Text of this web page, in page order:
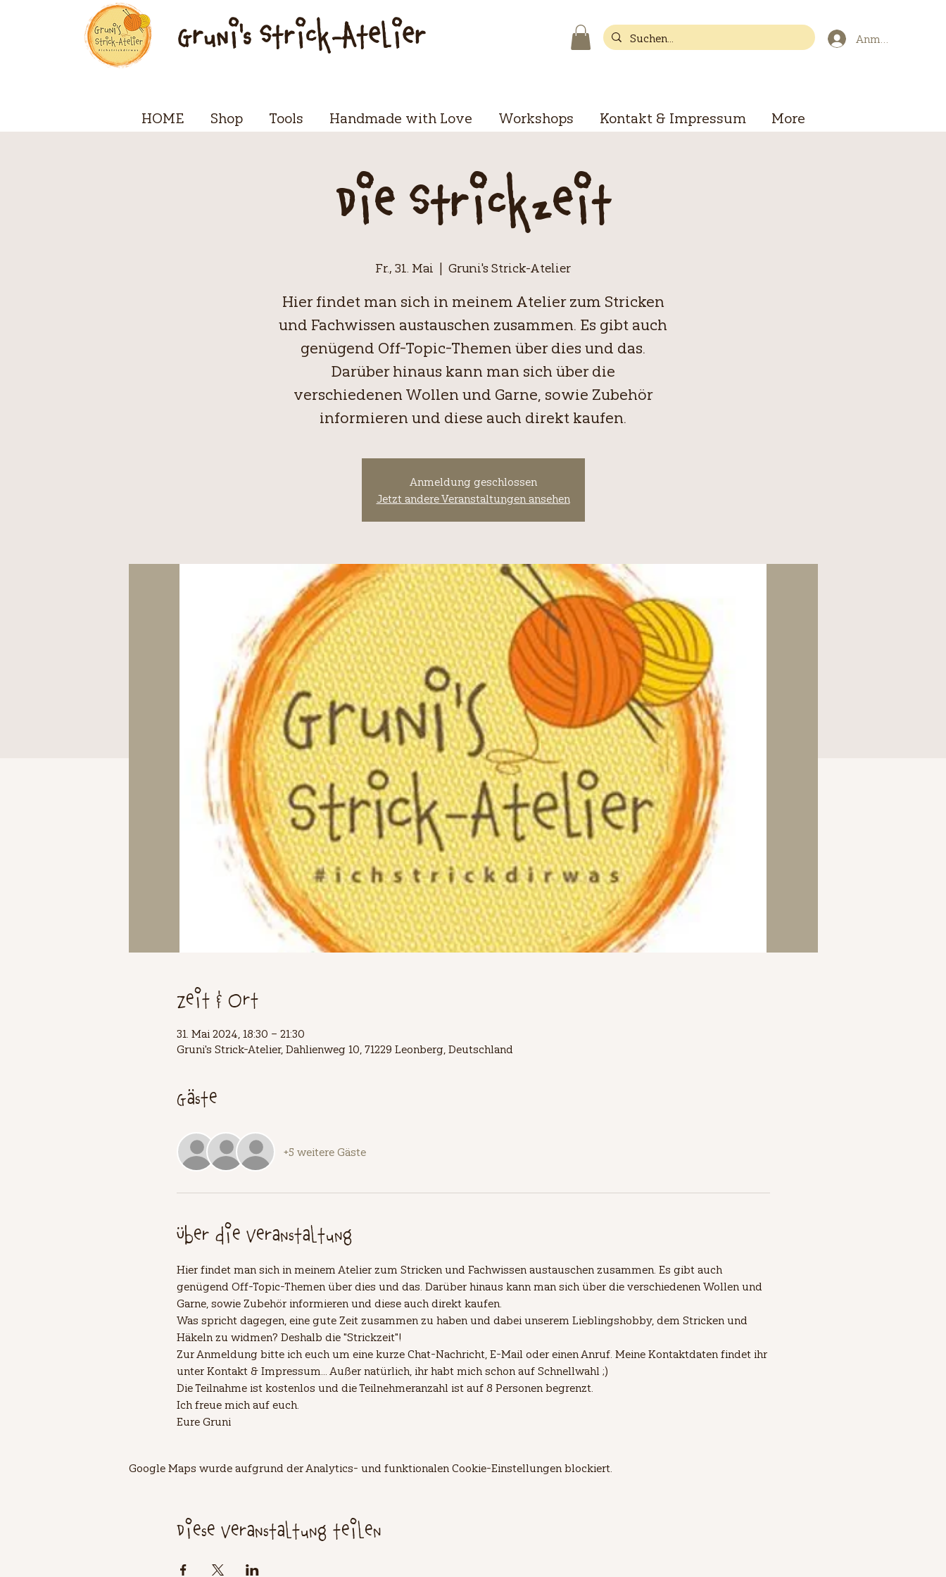
Gruni's Strick-Atelier Anmelden
HOME Shop Tools Handmade with Love Workshops Kontakt & Impressum More
Die Strickzeit
Fr., 31. Mai
  |
Gruni's Strick-Atelier
Hier findet man sich in meinem Atelier zum Stricken
und Fachwissen austauschen zusammen. Es gibt auch
genügend Off-Topic-Themen über dies und das.
Darüber hinaus kann man sich über die
verschiedenen Wollen und Garne, sowie Zubehör
informieren und diese auch direkt kaufen.
Anmeldung geschlossen
Jetzt andere Veranstaltungen ansehen
Zeit & Ort
31. Mai 2024, 18:30 – 21:30
Gruni's Strick-Atelier, Dahlienweg 10, 71229 Leonberg, Deutschland
Gäste
+5 weitere Gäste
Über die Veranstaltung
Hier findet man sich in meinem Atelier zum Stricken und Fachwissen austauschen zusammen. Es gibt auch
genügend Off-Topic-Themen über dies und das. Darüber hinaus kann man sich über die verschiedenen Wollen und
Garne, sowie Zubehör informieren und diese auch direkt kaufen.
Was spricht dagegen, eine gute Zeit zusammen zu haben und dabei unserem Lieblingshobby, dem Stricken und
Häkeln zu widmen? Deshalb die "Strickzeit"!
Zur Anmeldung bitte ich euch um eine kurze Chat-Nachricht, E-Mail oder einen Anruf. Meine Kontaktdaten findet ihr
unter Kontakt & Impressum... Außer natürlich, ihr habt mich schon auf Schnellwahl ;)
Die Teilnahme ist kostenlos und die Teilnehmeranzahl ist auf 8 Personen begrenzt.
Ich freue mich auf euch.
Eure Gruni
Google Maps wurde aufgrund der Analytics- und funktionalen Cookie-Einstellungen blockiert.
Diese Veranstaltung teilen